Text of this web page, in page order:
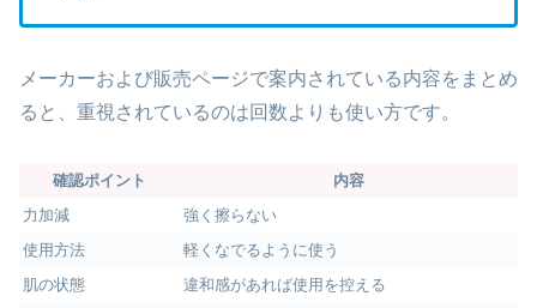
メーカーおよび販売ページで案内されている内容をまとめ
ると、重視されているのは回数よりも使い方です。
確認ポイント
内容
力加減
強く擦らない
使用方法
軽くなでるように使う
肌の状態
違和感があれば使用を控える